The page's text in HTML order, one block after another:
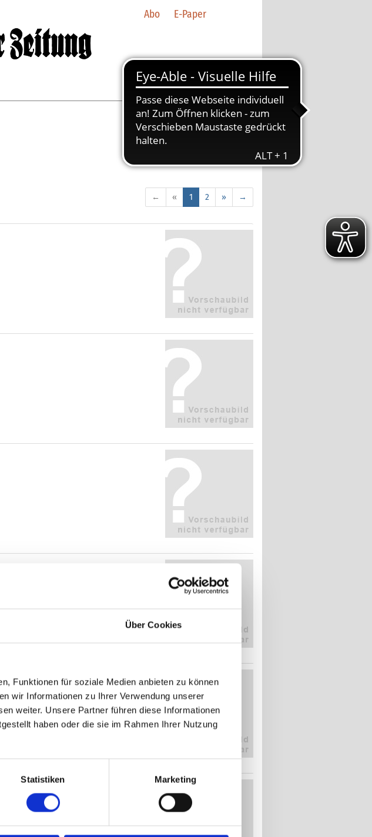
Über Cookies
Funktionen für soziale Medien anbieten zu können
wir Informationen zu Ihrer Verwendung unserer
weiter. Unsere Partner führen diese Informationen
haben oder die sie im Rahmen Ihrer Nutzung
Statistiken Marketing
Abo E-Paper
← « 1 2 » →